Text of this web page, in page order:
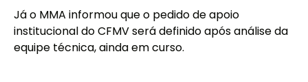
Já o MMA informou que o pedido de apoio
institucional do CFMV será definido após análise da
equipe técnica, ainda em curso.